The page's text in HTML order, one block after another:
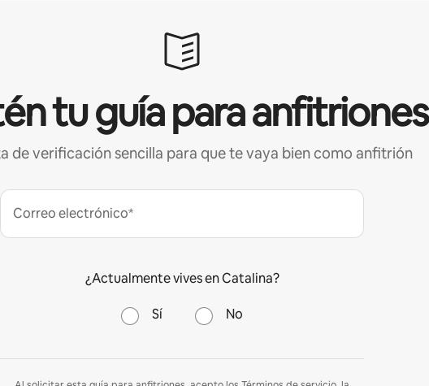
tu guía para anfitriones
de verificación sencilla para que te vaya bien como anfitrión
Correo electrónico*
¿Actualmente vives en Catalina?
Sí No